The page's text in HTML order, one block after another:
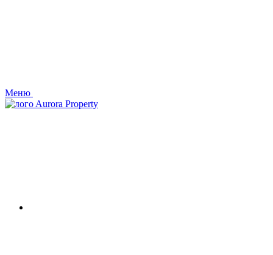
Меню
Aurora Property